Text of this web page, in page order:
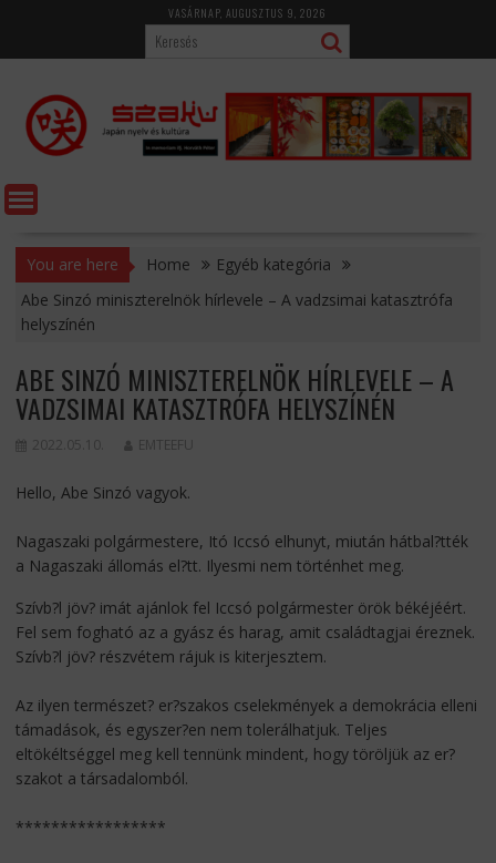
content
VASÁRNAP, AUGUSZTUS 9, 2026
You are here Home
Egyéb kategória
Abe Sinzó miniszterelnök hírlevele – A vadzsimai katasztrófa
helyszínén
ABE SINZÓ MINISZTERELNÖK HÍRLEVELE – A
VADZSIMAI KATASZTRÓFA HELYSZÍNÉN
2022.05.10. EMTEEFU
Hello, Abe Sinzó vagyok.
Nagaszaki polgármestere, Itó Iccsó elhunyt, miután hátbal?tték
a Nagaszaki állomás el?tt. Ilyesmi nem történhet meg.
Szívb?l jöv? imát ajánlok fel Iccsó polgármester örök békéjéért.
Fel sem fogható az a gyász és harag, amit családtagjai éreznek.
Szívb?l jöv? részvétem rájuk is kiterjesztem.
Az ilyen természet? er?szakos cselekmények a demokrácia elleni
támadások, és egyszer?en nem tolerálhatjuk. Teljes
eltökéltséggel meg kell tennünk mindent, hogy töröljük az er?
szakot a társadalomból.
*****************